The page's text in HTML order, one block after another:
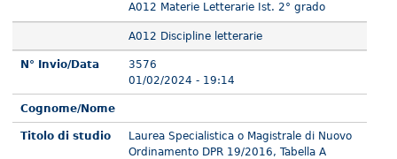
A012 Materie Letterarie Ist. 2° grado
A012 Discipline letterarie
N° Invio/Data
3576
01/02/2024 - 19:14
Cognome/Nome
Titolo di studio
Laurea Specialistica o Magistrale di Nuovo
Ordinamento DPR 19/2016, Tabella A